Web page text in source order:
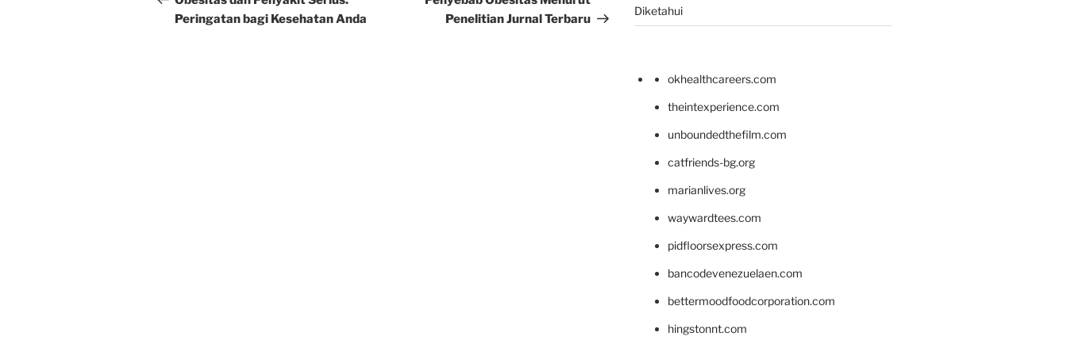
Peringatan bagi Kesehatan Anda
Penelitian Jurnal Terbaru
Diketahui
okhealthcareers.com
theintexperience.com
unboundedthefilm.com
catfriends-bg.org
marianlives.org
waywardtees.com
pidfloorsexpress.com
bancodevenezuelaen.com
bettermoodfoodcorporation.com
hingstonnt.com